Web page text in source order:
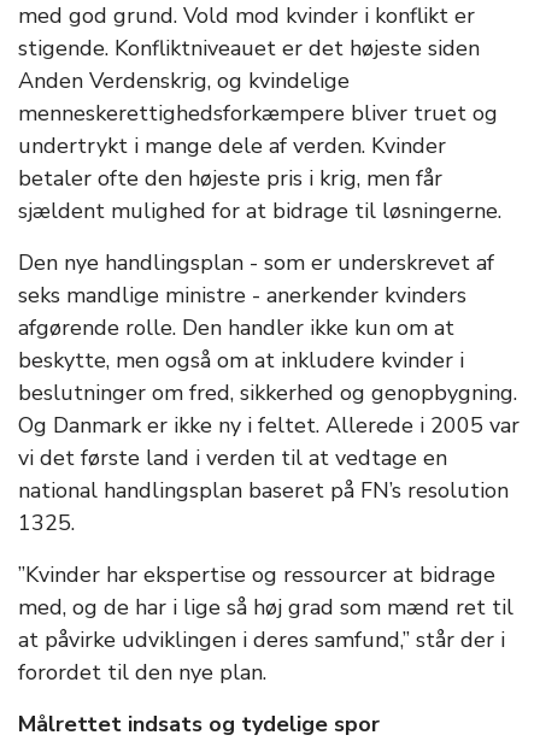
med god grund. Vold mod kvinder i konflikt er
stigende. Konfliktniveauet er det højeste siden
Anden Verdenskrig, og kvindelige
menneskerettighedsforkæmpere bliver truet og
undertrykt i mange dele af verden. Kvinder
betaler ofte den højeste pris i krig, men får
sjældent mulighed for at bidrage til løsningerne.
Den nye handlingsplan - som er underskrevet af
seks mandlige ministre - anerkender kvinders
afgørende rolle. Den handler ikke kun om at
beskytte, men også om at inkludere kvinder i
beslutninger om fred, sikkerhed og genopbygning.
Og Danmark er ikke ny i feltet. Allerede i 2005 var
vi det første land i verden til at vedtage en
national handlingsplan baseret på FN’s resolution
1325.
”Kvinder har ekspertise og ressourcer at bidrage
med, og de har i lige så høj grad som mænd ret til
at påvirke udviklingen i deres samfund,” står der i
forordet til den nye plan.
Målrettet indsats og tydelige spor